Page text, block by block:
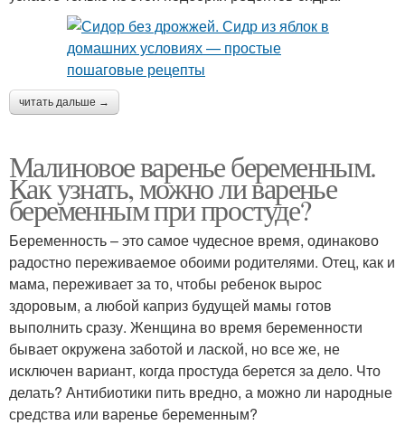
читать дальше →
Малиновое варенье беременным.
Как узнать, можно ли варенье
беременным при простуде?
Беременность – это самое чудесное время, одинаково
радостно переживаемое обоими родителями. Отец, как и
мама, переживает за то, чтобы ребенок вырос
здоровым, а любой каприз будущей мамы готов
выполнить сразу. Женщина во время беременности
бывает окружена заботой и лаской, но все же, не
исключен вариант, когда простуда берется за дело. Что
делать? Антибиотики пить вредно, а можно ли народные
средства или варенье беременным?